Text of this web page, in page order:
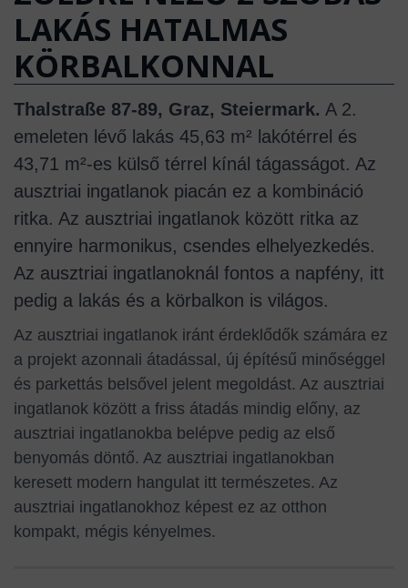
LAKÁS HATALMAS
KÖRBALKONNAL
Thalstraße 87-89, Graz, Steiermark. A 2.
emeleten lévő lakás 45,63 m² lakótérrel és
43,71 m²-es külső térrel kínál tágasságot. Az
ausztriai ingatlanok piacán ez a kombináció
ritka. Az ausztriai ingatlanok között ritka az
ennyire harmonikus, csendes elhelyezkedés.
Az ausztriai ingatlanoknál fontos a napfény, itt
pedig a lakás és a körbalkon is világos.
Az ausztriai ingatlanok iránt érdeklődők számára ez
a projekt azonnali átadással, új építésű minőséggel
és parkettás belsővel jelent megoldást. Az ausztriai
ingatlanok között a friss átadás mindig előny, az
ausztriai ingatlanokba belépve pedig az első
benyomás döntő. Az ausztriai ingatlanokban
keresett modern hangulat itt természetes. Az
ausztriai ingatlanokhoz képest ez az otthon
kompakt, mégis kényelmes.